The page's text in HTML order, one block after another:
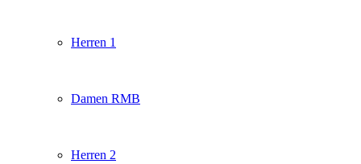
Herren 1
Damen RMB
Herren 2